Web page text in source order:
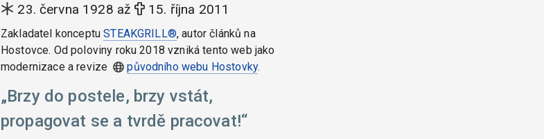
23. června 1928 až 15. října 2011
Zakladatel konceptuSTEAKGRILL®, autor článků na
Hostovce. Od poloviny roku 2018 vzniká tento web jako
modernizace a revize
původního webu Hostovky.
Brzy do postele, brzy vstát,
propagovat se a tvrdě pracovat!